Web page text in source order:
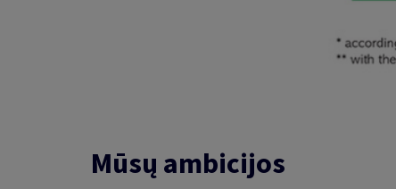
Mūsų ambicijos